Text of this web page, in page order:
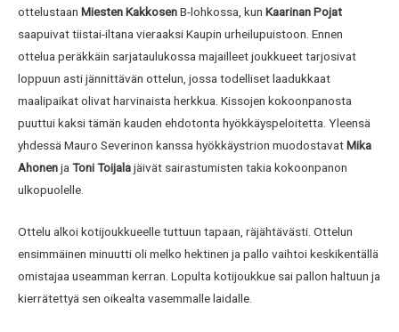
ottelustaan Miesten KakkosenB-lohkossa, kun Kaarinan Pojat
saapuivat tiistai-iltana vieraaksi Kaupin urheilupuistoon. Ennen
ottelua peräkkäin sarjataulukossa majailleet joukkueet tarjosivat
loppuun asti jännittävän ottelun, jossa todelliset laadukkaat
maalipaikat olivat harvinaista herkkua. Kissojen kokoonpanosta
puuttui kaksi tämän kauden ehdotonta hyökkäyspeloitetta. Yleensä
yhdessä Mauro Severinon kanssa hyökkäystrion muodostavatMika
AhonenjaToni Toijalajäivät sairastumisten takia kokoonpanon
ulkopuolelle.
Ottelu alkoi kotijoukkueelle tuttuun tapaan, räjähtävästi. Ottelun
ensimmäinen minuutti oli melko hektinen ja pallo vaihtoi keskikentällä
omistajaa useamman kerran. Lopulta kotijoukkue sai pallon haltuun ja
kierrätettyä sen oikealta vasemmalle laidalle.